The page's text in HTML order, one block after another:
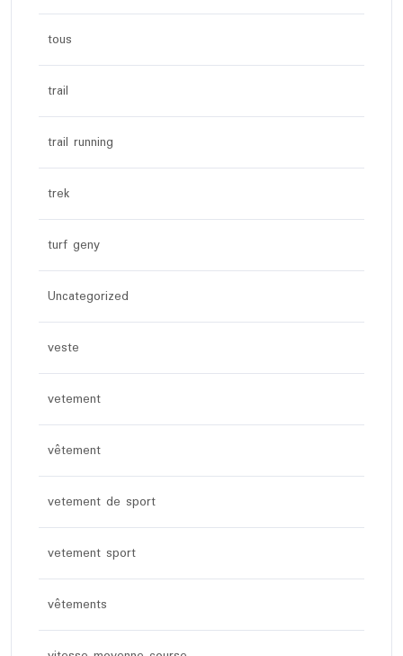
tous
trail
trail running
trek
turf geny
Uncategorized
veste
vetement
vêtement
vetement de sport
vetement sport
vêtements